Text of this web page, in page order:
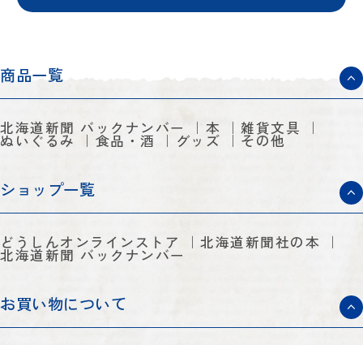
商品一覧
北海道新聞 バックナンバー 本 雑貨文具
ぬいぐるみ 食品・酒 グッズ その他
ショップ一覧
どうしんオンラインストア 北海道新聞社の本
北海道新聞 バックナンバー
お買い物について